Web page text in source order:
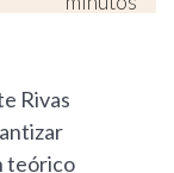
Rivas
teórico